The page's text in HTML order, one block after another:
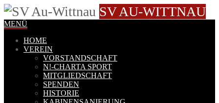
SV AU-WITTNAU
MENÜ
HOME
VEREIN
VORSTANDSCHAFT
N!-CHARTA SPORT
MITGLIEDSCHAFT
SPENDEN
HISTORIE